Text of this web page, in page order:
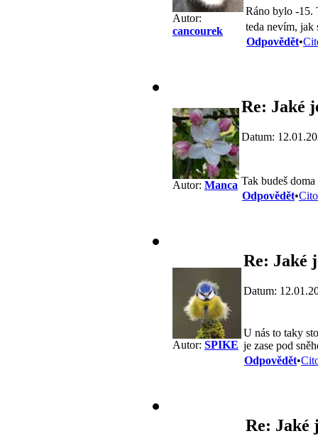
Autor:
cancourek
Ráno bylo -15.
teda nevím, jak
Odpovědět•
Autor: Manca
Re: Jaké
Datum:
Tak budeš doma
Odpovědět•
Autor: SPIKE
Re: Jaké
Datum:
U nás to taky
je zase pod
Odpovědět•
Re: Jaké